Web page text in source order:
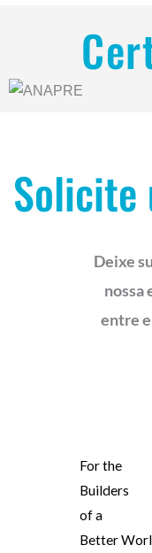
Solicite
Deixe
nossa
entre
For the
Builders
of a
Better